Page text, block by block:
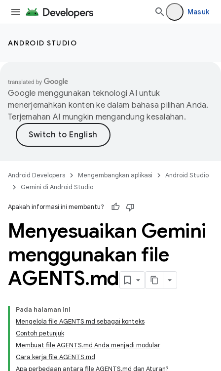
Masuk
ANDROID STUDIO
Google menggunakan teknologi AI untuk
menerjemahkan konten ke dalam bahasa pilihan Anda.
Terjemahan AI mungkin mengandung kesalahan.
Android Developers Mengembangkan aplikasi
Android Studio
Gemini di Android Studio
Apakah informasi ini membantu?
Menyesuaikan Gemini
menggunakan file
AGENTS.md
Pada halaman ini
Mengelola file AGENTS.md sebagai konteks
Contoh petunjuk
Membuat file AGENTS.md Anda menjadi modular
Cara kerja file AGENTS.md
Apa perbedaan antara file AGENTS.md dan Aturan?